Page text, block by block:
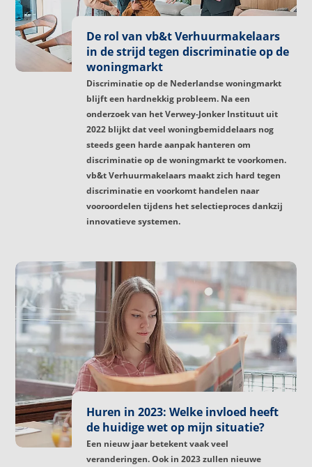
De rol van vb&t Verhuurmakelaars
in de strijd tegen discriminatie op de
woningmarkt
Discriminatie op de Nederlandse woningmarkt
blijft een hardnekkig probleem. Na een
onderzoek van het Verwey-Jonker Instituut uit
2022 blijkt dat veel woningbemiddelaars nog
steeds geen harde aanpak hanteren om
discriminatie op de woningmarkt te voorkomen.
vb&t Verhuurmakelaars maakt zich hard tegen
discriminatie en voorkomt handelen naar
vooroordelen tijdens het selectieproces dankzij
innovatieve systemen.
Huren in 2023: Welke invloed heeft
de huidige wet op mijn situatie?
Een nieuw jaar betekent vaak veel
veranderingen. Ook in 2023 zullen nieuwe